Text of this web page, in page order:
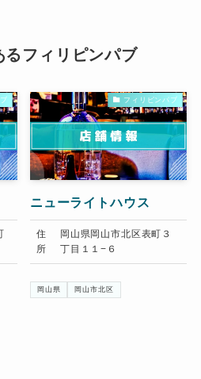
るフィリピンパブ
フィリピンパブ
ニューライトハウス
住
所
岡山県岡山市北区表町３
丁目１１−６
岡山県 岡山市北区